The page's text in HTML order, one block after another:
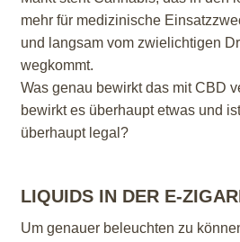
mehr für medizinische
und langsam vom zwielichtigen
wegkommt.
Was genau bewirkt das mit CBD
bewirkt es überhaupt etwas und
überhaupt legal?
LIQUIDS IN DER E-
Um genauer beleuchten zu